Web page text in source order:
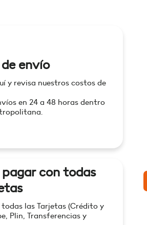
envío
y revisa nuestros costos de
en 24 a 48 horas dentro
pagar con todas
las Tarjetas (Crédito y
Plin, Transferencias y